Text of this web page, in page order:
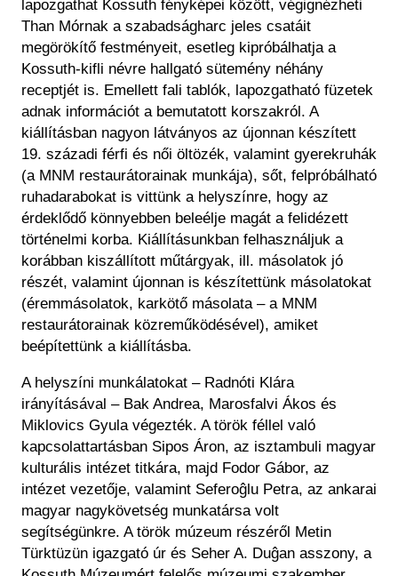
lapozgathat Kossuth fényképei között, végignézheti
Than Mórnak a szabadságharc jeles csatáit
megörökítő festményeit, esetleg kipróbálhatja a
Kossuth-kifli névre hallgató sütemény néhány
receptjét is. Emellett fali tablók, lapozgatható füzetek
adnak információt a bemutatott korszakról. A
kiállításban nagyon látványos az újonnan készített
19. századi férfi és női öltözék, valamint gyerekruhák
(a MNM restaurátorainak munkája), sőt, felpróbálható
ruhadarabokat is vittünk a helyszínre, hogy az
érdeklődő könnyebben beleélje magát a felidézett
történelmi korba. Kiállításunkban felhasználjuk a
korábban kiszállított műtárgyak, ill. másolatok jó
részét, valamint újonnan is készítettünk másolatokat
(éremmásolatok, karkötő másolata – a MNM
restaurátorainak közreműködésével), amiket
beépítettünk a kiállításba.
A helyszíni munkálatokat – Radnóti Klára
irányításával – Bak Andrea, Marosfalvi Ákos és
Miklovics Gyula végezték. A török féllel való
kapcsolattartásban Sipos Áron, az isztambuli magyar
kulturális intézet titkára, majd Fodor Gábor, az
intézet vezetője, valamint Seferoĝlu Petra, az ankarai
magyar nagykövetség munkatársa volt
segítségünkre. A török múzeum részéről Metin
Türktüzün igazgató úr és Seher A. Duĝan asszony, a